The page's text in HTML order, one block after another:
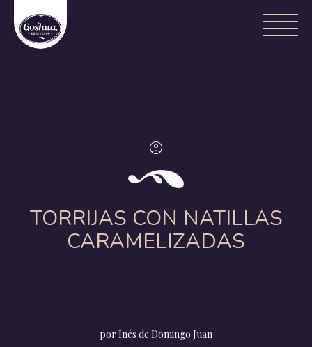
TORRIJAS CON NATILLAS
CARAMELIZADAS
por Inés de Domingo Juan